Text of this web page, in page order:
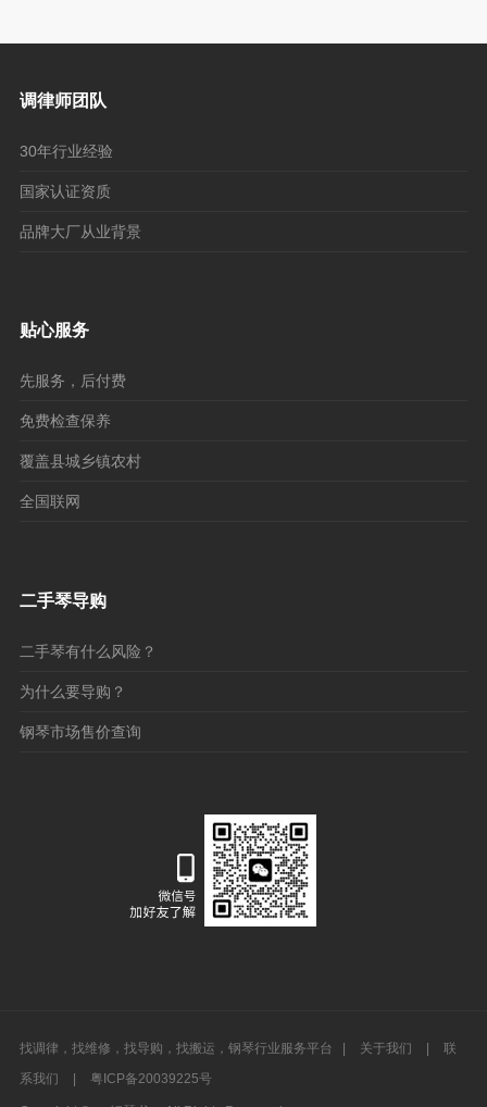
调律师团队
30年行业经验
国家认证资质
品牌大厂从业背景
贴心服务
先服务，后付费
免费检查保养
覆盖县城乡镇农村
全国联网
二手琴导购
二手琴有什么风险？
为什么要导购？
钢琴市场售价查询
找调律，找维修，找导购，找搬运，钢琴行业服务平台 | 关于我们 |
联
系我们
| 粤ICP备20039225号